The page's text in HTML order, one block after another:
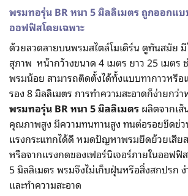
พรมทอรุ่น BRหนา 5มิลลิเมตรถูกออกแบ
ออฟฟิสโดยเฉพาะ
ด้วยลวดลายบนพรมสไตล์โมเดิร์น ดูทันสมัย มี
สุภาพ หน้ากว้างขนาด 4 เมตร ยาว 25 เมตร
พรมน้อย สามารถติดตั้งได้ทั้งแบบทากาวหรือ
รอง 8 มิลลิเมตร การทำความสะอาดก็ง่ายก
พรมทอรุ่นBRหนา 5มิลลิเมตรผลิตจากเส้
คุณภาพสูง มีความทนทานสูง ทนต่อรอยขีดข่ว
แรงกระแทกได้ดี หมดปัญหาพรมยืดย้วยเสีย
หรือจากแรงกดของเฟอร์นิเจอร์ภายในออฟฟิ
5 มิลลิเมตร พรมจึงไม่เก็บฝุ่นหรือสิ่งสกปรก
และทำความสะอาด